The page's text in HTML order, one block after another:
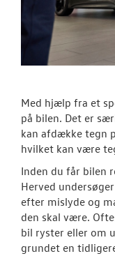
Med hjælp fra et
på bilen. Det er
kan afdække tegn
hvilket kan være
Inden du får bilen
Herved
efter mislyde og
den skal være.
bil ryster eller om
grundet en